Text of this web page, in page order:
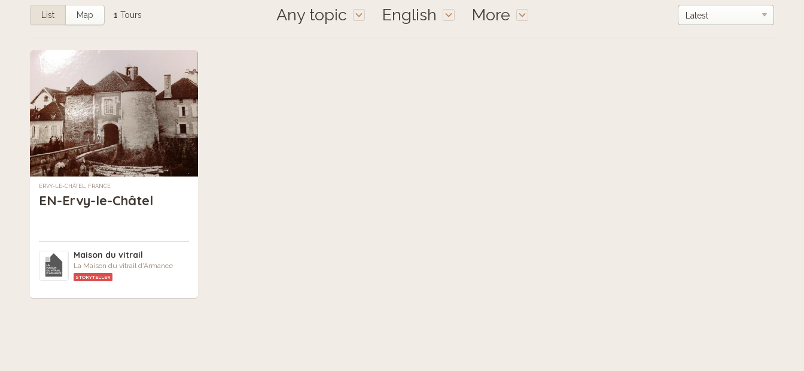
Any topic English More
List Map 1 Tours
ERVY-LE-CHÂTEL, FRANCE
EN-Ervy-le-Châtel
Maison du vitrail
La Maison du vitrail d'Armance
STORYTELLER